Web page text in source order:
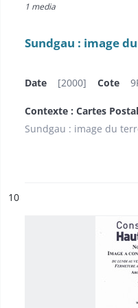
1 media
Sundgau : image
Date [2000] Cote
Contexte : Cartes
Sundgau : image du
n°
10